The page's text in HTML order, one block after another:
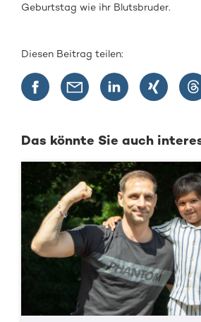
Geburtstag wie ihr Blutsbruder.
Diesen Beitrag teilen:
Das könnte Sie auch